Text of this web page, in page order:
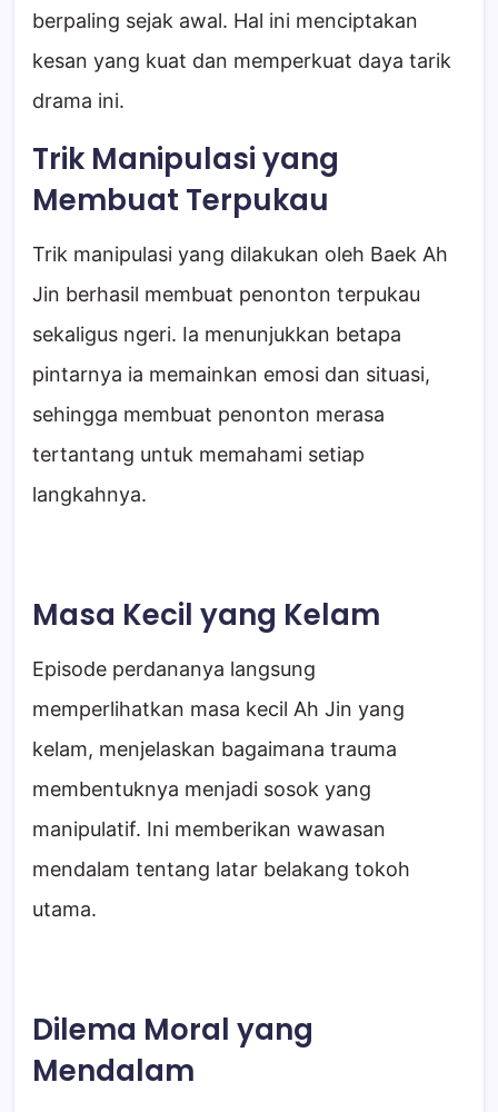
berpaling sejak awal. Hal ini menciptakan
kesan yang kuat dan memperkuat daya tarik
drama ini.
Trik Manipulasi yang
Membuat Terpukau
Trik manipulasi yang dilakukan oleh Baek Ah
Jin berhasil membuat penonton terpukau
sekaligus ngeri. Ia menunjukkan betapa
pintarnya ia memainkan emosi dan situasi,
sehingga membuat penonton merasa
tertantang untuk memahami setiap
langkahnya.
Masa Kecil yang Kelam
Episode perdananya langsung
memperlihatkan masa kecil Ah Jin yang
kelam, menjelaskan bagaimana trauma
membentuknya menjadi sosok yang
manipulatif. Ini memberikan wawasan
mendalam tentang latar belakang tokoh
utama.
Dilema Moral yang
Mendalam